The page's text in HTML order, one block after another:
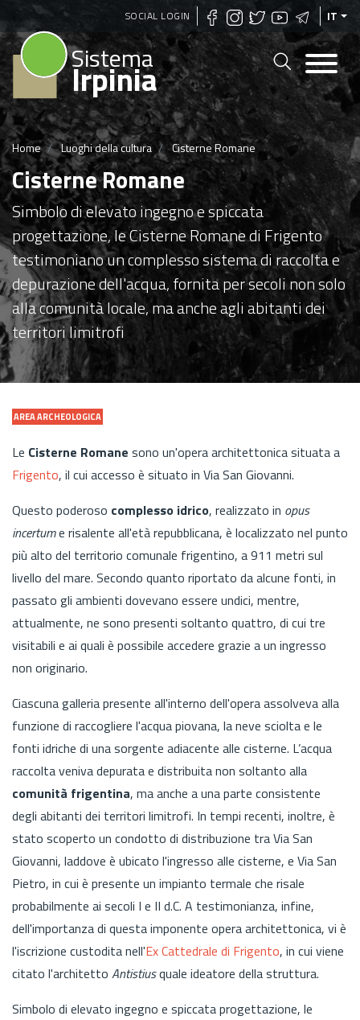
Salta
al
contenuto
principale
SOCIAL LOGIN IT
Sistema
Irpinia
Home Luoghi della cultura Cisterne Romane
Cisterne Romane
Simbolo di elevato ingegno e spiccata
progettazione, le Cisterne Romane di Frigento
testimoniano un complesso sistema di raccolta e
depurazione dell'acqua, fornita per secoli non solo
alla comunità locale, ma anche agli abitanti dei
territori limitrofi
AREA ARCHEOLOGICA
Le Cisterne Romane sono un'opera architettonica situata a
Frigento, il cui accesso è situato in Via San Giovanni.
Questo poderoso complesso idrico, realizzato in opus
incertume risalente all'età repubblicana, è localizzato nel punto
più alto del territorio comunale frigentino, a 911 metri sul
livello del mare. Secondo quanto riportato da alcune fonti, in
passato gli ambienti dovevano essere undici, mentre,
attualmente, ne sono presenti soltanto quattro, di cui tre
visitabili e ai quali è possibile accedere grazie a un ingresso
non originario.
Ciascuna galleria presente all'interno dell'opera assolveva alla
funzione di raccogliere l'acqua piovana, la neve sciolta e le
fonti idriche di una sorgente adiacente alle cisterne. L’acqua
raccolta veniva depurata e distribuita non soltanto alla
comunità frigentina, ma anche a una parte consistente
degli abitanti dei territori limitrofi. In tempi recenti, inoltre, è
stato scoperto un condotto di distribuzione tra Via San
Giovanni, laddove è ubicato l'ingresso alle cisterne, e Via San
Pietro, in cui è presente un impianto termale che risale
probabilmente ai secoli I e II d.C. A testimonianza, infine,
dell'importanza di questa imponente opera architettonica, vi è
l'iscrizione custodita nell'Ex Cattedrale di Frigento, in cui viene
citato l'architetto Antistiusquale ideatore della struttura.
Simbolo di elevato ingegno e spiccata progettazione, le